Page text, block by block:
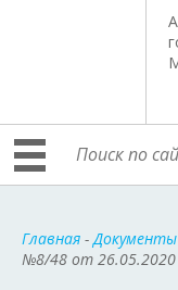
Главная -Документы
№8/48 от 26.05.2020